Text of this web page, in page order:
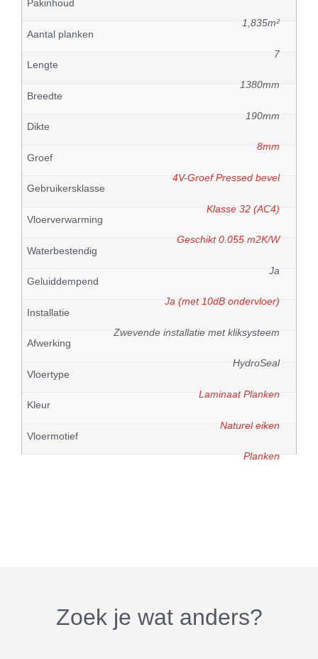
Pakinhoud
1,835m²
Aantal planken
7
Lengte
1380mm
Breedte
190mm
Dikte
8mm
Groef
4V-Groef Pressed bevel
Gebruikersklasse
Klasse 32 (AC4)
Vloerverwarming
Geschikt 0.055 m2K/W
Waterbestendig
Ja
Geluiddempend
Ja (met 10dB ondervloer)
Installatie
Zwevende installatie met kliksysteem
Afwerking
HydroSeal
Vloertype
Laminaat Planken
Kleur
Naturel eiken
Vloermotief
Planken
Zoek je wat anders?